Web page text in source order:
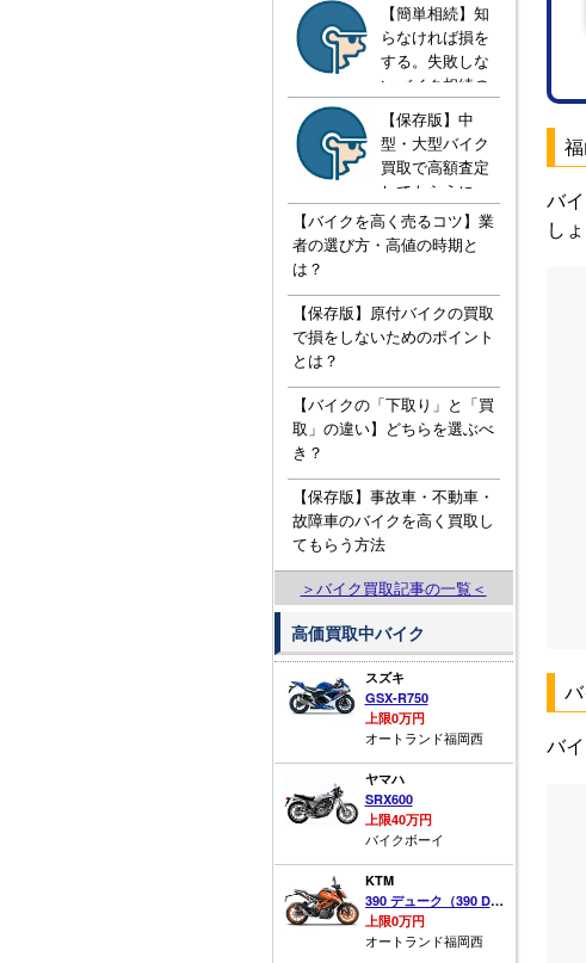
バ
しょ
バ
【簡単相続】知
らなければ損を
する。失敗しな
いバイク相続の
方法とは？
【保存版】中
型・大型バイク
買取で高額査定
してもらうに
は！？知ってお
きたい３つの知
【バイクを高く売るコツ】業
者の選び方・高値の時期と
は？
【保存版】原付バイクの買取
で損をしないためのポイント
とは？
【バイクの「下取り」と「買
取」の違い】どちらを選ぶべ
き？
【保存版】事故車・不動車・
故障車のバイクを高く買取し
てもらう方法
＞バイク買取記事の一覧＜
高価買取中バイク
スズキ
GSX-R750
上限0万円
オートランド福岡西
ヤマハ
SRX600
上限40万円
バイクボーイ
KTM
390 デューク（390 DUKE）
上限0万円
オートランド福岡西